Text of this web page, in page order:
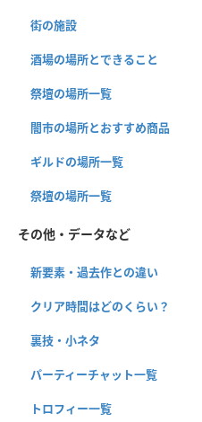
街の施設
酒場の場所とできること
祭壇の場所一覧
闇市の場所とおすすめ商品
ギルドの場所一覧
祭壇の場所一覧
その他・データなど
新要素・過去作との違い
クリア時間はどのくらい？
裏技・小ネタ
パーティーチャット一覧
トロフィー一覧